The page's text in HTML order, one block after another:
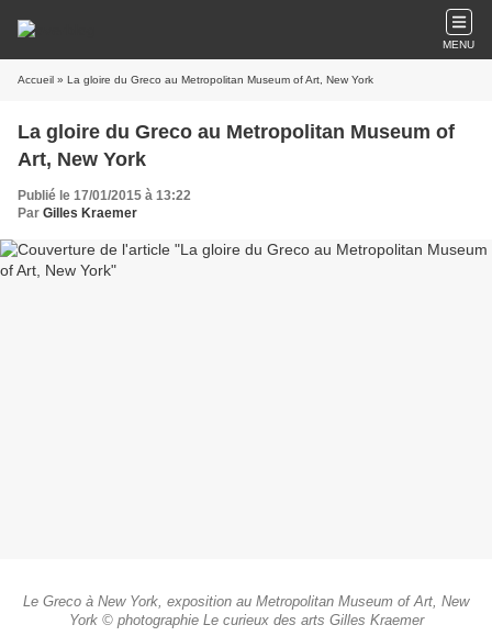
MENU
Accueil » La gloire du Greco au Metropolitan Museum of Art, New York
La gloire du Greco au Metropolitan Museum of
Art, New York
Publié le 17/01/2015 à 13:22
Par Gilles Kraemer
Le Greco à New York, exposition au Metropolitan Museum of Art, New
York © photographie Le curieux des arts Gilles Kraemer